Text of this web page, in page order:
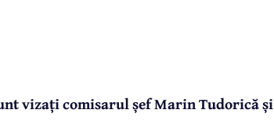
vizați comisarul șef Marin Tudorică și